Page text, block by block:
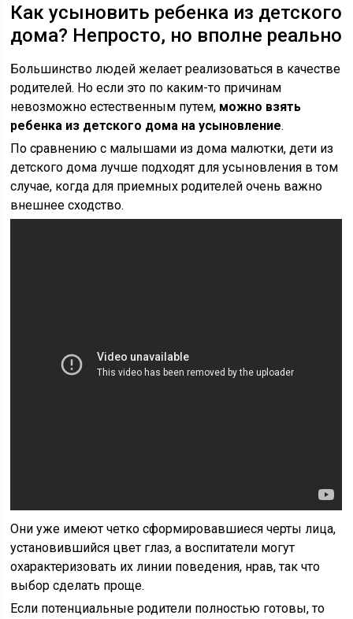
Как усыновить ребенка из детского
дома? Непросто, но вполне реально
Большинство людей желает реализоваться в качестве
родителей. Но если это по каким-то причинам
невозможно естественным путем, можно взять
ребенка из детского дома на усыновление.
По сравнению с малышами из дома малютки, дети из
детского дома лучше подходят для усыновления в том
случае, когда для приемных родителей очень важно
внешнее сходство.
Они уже имеют четко сформировавшиеся черты лица,
установившийся цвет глаз, а воспитатели могут
охарактеризовать их линии поведения, нрав, так что
выбор сделать проще.
Если потенциальные родители полностью готовы, то